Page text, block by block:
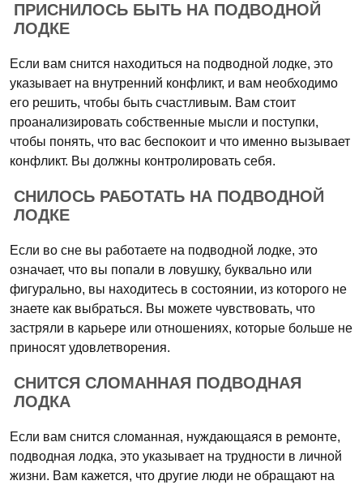
ПРИСНИЛОСЬ БЫТЬ НА ПОДВОДНОЙ
ЛОДКЕ
Если вам снится находиться на подводной лодке, это
указывает на внутренний конфликт, и вам необходимо
его решить, чтобы быть счастливым. Вам стоит
проанализировать собственные мысли и поступки,
чтобы понять, что вас беспокоит и что именно вызывает
конфликт. Вы должны контролировать себя.
СНИЛОСЬ РАБОТАТЬ НА ПОДВОДНОЙ
ЛОДКЕ
Если во сне вы работаете на подводной лодке, это
означает, что вы попали в ловушку, буквально или
фигурально, вы находитесь в состоянии, из которого не
знаете как выбраться. Вы можете чувствовать, что
застряли в карьере или отношениях, которые больше не
приносят удовлетворения.
СНИТСЯ СЛОМАННАЯ ПОДВОДНАЯ
ЛОДКА
Если вам снится сломанная, нуждающаяся в ремонте,
подводная лодка, это указывает на трудности в личной
жизни. Вам кажется, что другие люди не обращают на